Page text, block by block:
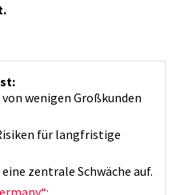
wenigen Großkunden
für langfristige
zentrale Schwäche auf.